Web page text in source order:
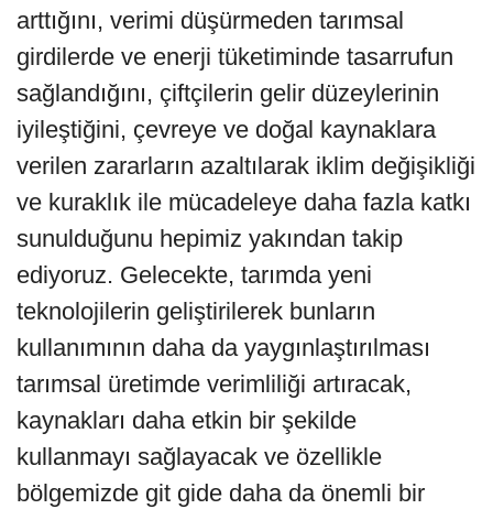
arttığını, verimi düşürmeden tarımsal
girdilerde ve enerji tüketiminde tasarrufun
sağlandığını, çiftçilerin gelir düzeylerinin
iyileştiğini, çevreye ve doğal kaynaklara
verilen zararların azaltılarak iklim değişikliği
ve kuraklık ile mücadeleye daha fazla katkı
sunulduğunu hepimiz yakından takip
ediyoruz. Gelecekte, tarımda yeni
teknolojilerin geliştirilerek bunların
kullanımının daha da yaygınlaştırılması
tarımsal üretimde verimliliği artıracak,
kaynakları daha etkin bir şekilde
kullanmayı sağlayacak ve özellikle
bölgemizde git gide daha da önemli bir